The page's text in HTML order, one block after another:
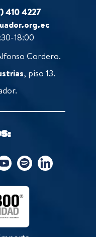
410 4227
18:00
Cordero.
, piso 13.